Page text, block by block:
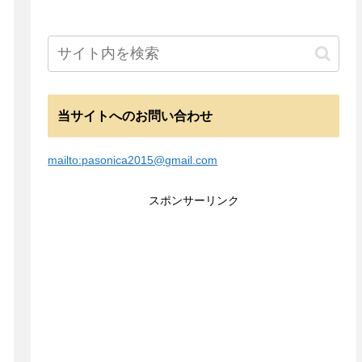
当サイトへのお問い合わせ
mailto:pasonica2015@gmail.com
スポンサーリンク